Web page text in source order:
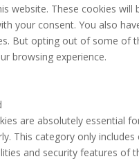
website. These cookies will
your consent. You also
But opting out of some of
browsing experience.
are absolutely essential
This category only
and security features of